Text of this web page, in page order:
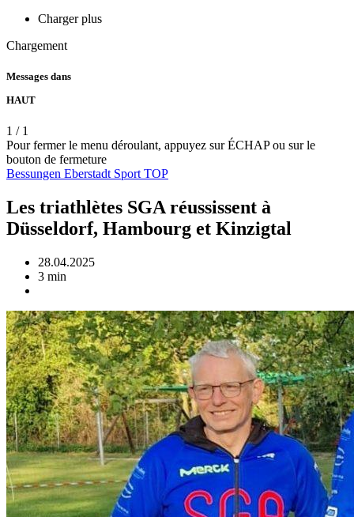
Charger plus
Chargement
Messages dans
HAUT
1 / 1
Pour fermer le menu déroulant, appuyez sur ÉCHAP ou sur le
bouton de fermeture
Bessungen Eberstadt Sport TOP
Les triathlètes SGA réussissent à
Düsseldorf, Hambourg et Kinzigtal
28.04.2025
3 min